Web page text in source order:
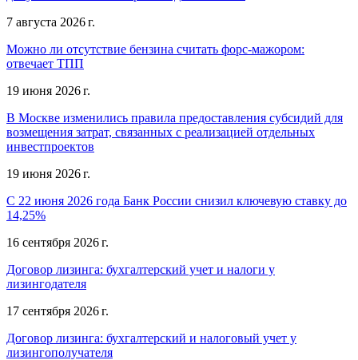
7 августа 2026 г.
Можно ли отсутствие бензина считать форс-мажором:
отвечает ТПП
19 июня 2026 г.
В Москве изменились правила предоставления субсидий для
возмещения затрат, связанных с реализацией отдельных
инвестпроектов
19 июня 2026 г.
С 22 июня 2026 года Банк России снизил ключевую ставку до
14,25%
16 сентября 2026 г.
Договор лизинга: бухгалтерский учет и налоги у
лизингодателя
17 сентября 2026 г.
Договор лизинга: бухгалтерский и налоговый учет у
лизингополучателя